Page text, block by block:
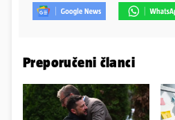
Preporučeni članci